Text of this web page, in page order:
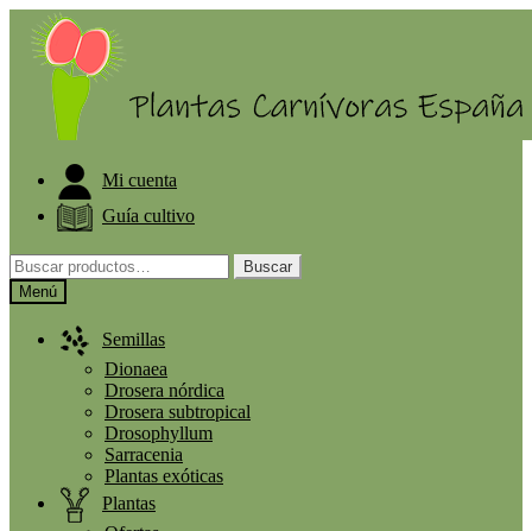
navegación
contenido
Mi cuenta
Guía cultivo
Buscar
por:
Buscar
Menú
Semillas
Dionaea
Drosera nórdica
Drosera subtropical
Drosophyllum
Sarracenia
Plantas exóticas
Plantas
ELIGE PLANTA GRATIS A PARTIR DE 30€